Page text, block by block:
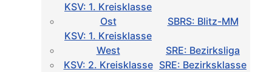
KSV: 1. Kreisklasse
Ost
SBRS: Blitz-MM
KSV: 1. Kreisklasse
West
SRE: Bezirksliga
KSV: 2. Kreisklasse SRE: Bezirksklasse